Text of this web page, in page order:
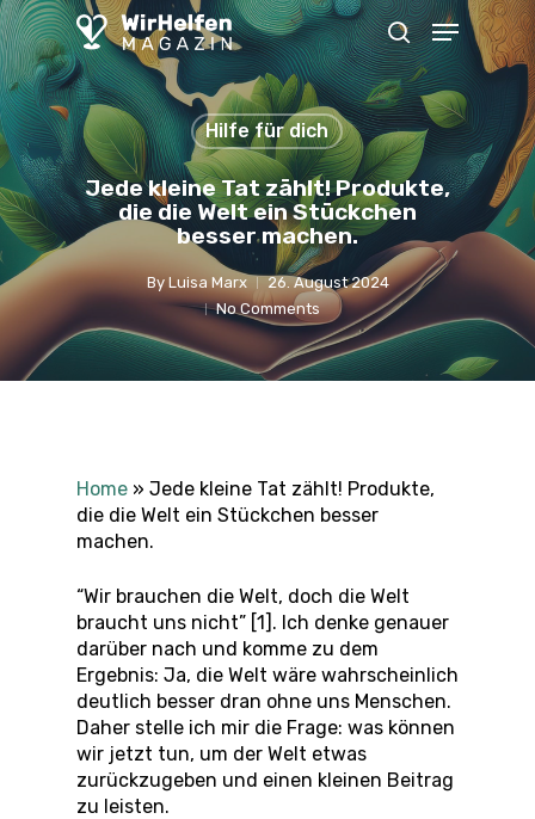
Skip
to
main
content
search
Menu
Hilfe für dich
Jede kleine Tat zählt! Produkte,
die die Welt ein Stückchen
besser machen.
By Luisa Marx
26. August 2024
No Comments
Home » Jede kleine Tat zählt! Produkte,
die die Welt ein Stückchen besser
machen.
“Wir brauchen die Welt, doch die Welt
braucht uns nicht” [1]. Ich denke genauer
darüber nach und komme zu dem
Ergebnis: Ja, die Welt wäre wahrscheinlich
deutlich besser dran ohne uns Menschen.
Daher stelle ich mir die Frage: was können
wir jetzt tun, um der Welt etwas
zurückzugeben und einen kleinen Beitrag
zu leisten.